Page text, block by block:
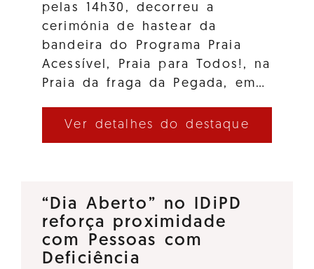
pelas 14h30, decorreu a
cerimónia de hastear da
bandeira do Programa Praia
Acessível, Praia para Todos!, na
Praia da fraga da Pegada, em…
Ver detalhes do destaque
“Dia Aberto” no IDiPD
reforça proximidade
com Pessoas com
Deficiência